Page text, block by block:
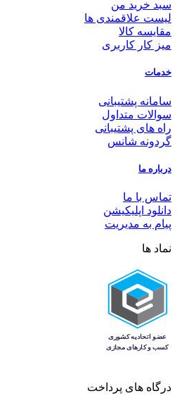
سبد خرید من
لیست علاقمندی ها
مقایسه کالا
میز کار کاربری
خدمات
سامانه پشتیبانی
سوالات متداول
راه های پشتیبانی
گردونه شانس
درباره ما
تماس با ما
دانلود اپلیکیشن
پیام به مدیریت
نماد ها
درگاه های پرداخت